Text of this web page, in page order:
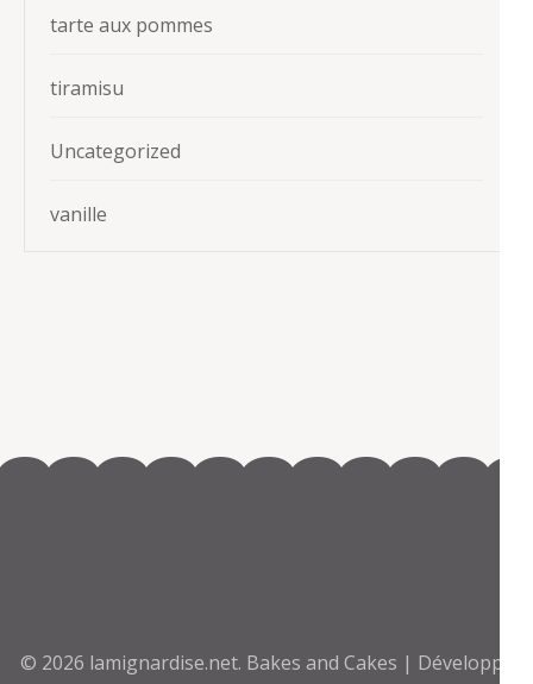
tarte aux pommes
tiramisu
Uncategorized
vanille
© 2026 lamignardise.net. Bakes and Cakes | Développé